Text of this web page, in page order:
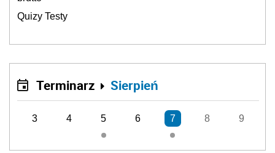
Quizy Testy
Terminarz Sierpień
3 4 5 6 7 8 9